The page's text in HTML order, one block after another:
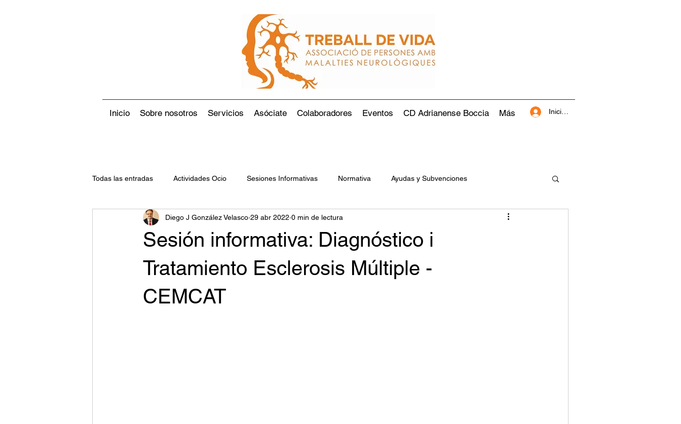
Inicio Sobre nosotros Servicios Asóciate Colaboradores Eventos CD Adrianense Boccia Más Iniciar sesión
Todas las entradas Actividades Ocio Sesiones Informativas Normativa Ayudas y Subvenciones
Sesión informativa: Diagnóstico i
Tratamiento Esclerosis Múltiple -
CEMCAT
Diego J González Velasco 29 abr 2022 0 min de lectura